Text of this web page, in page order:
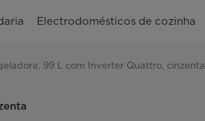
Electrodomésticos de cozinha
99 L com Inverter Quattro, cinzenta